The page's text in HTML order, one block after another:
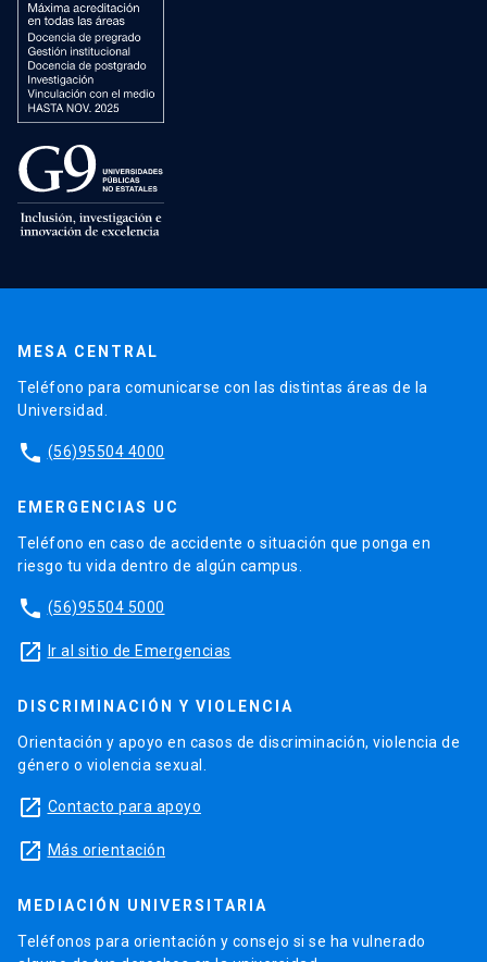
MESA CENTRAL
Teléfono para comunicarse con las distintas áreas de la
Universidad.
phone (56)95504 4000
EMERGENCIAS UC
Teléfono en caso de accidente o situación que ponga en
riesgo tu vida dentro de algún campus.
phone (56)95504 5000
launch Ir al sitio de Emergencias
DISCRIMINACIÓN Y VIOLENCIA
Orientación y apoyo en casos de discriminación, violencia de
género o violencia sexual.
launch Contacto para apoyo
launch Más orientación
MEDIACIÓN UNIVERSITARIA
Teléfonos para orientación y consejo si se ha vulnerado